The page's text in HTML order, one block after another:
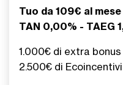
Tuo da 109€ al
TAN 0,00% - TAEG
1.000€ di extra bonus
2.500€ di